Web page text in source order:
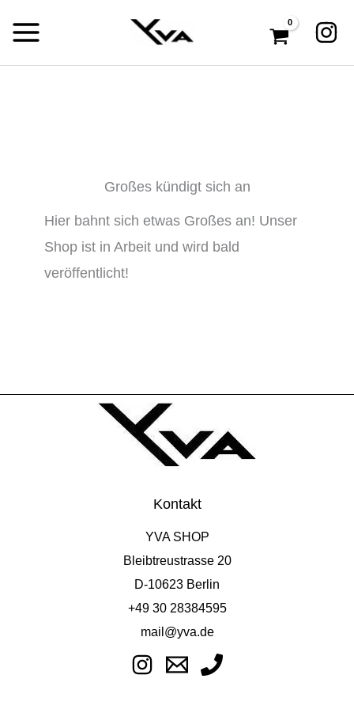
Inhalt
springen
Großes kündigt sich an
Hier bahnt sich etwas Großes an! Unser
Shop ist in Arbeit und wird bald
veröffentlicht!
Kontakt
YVA SHOP
Bleibtreustrasse 20
D-10623 Berlin
+49 30 28384595
mail@yva.de